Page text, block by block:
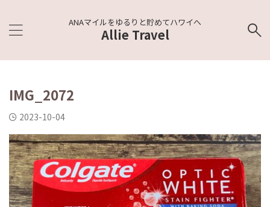
ANAマイルをゆるりと貯めてハワイへ
Allie Travel
IMG_2072
2023-10-04